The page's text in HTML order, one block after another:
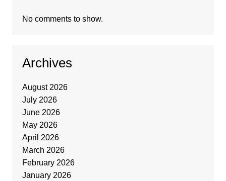
No comments to show.
Archives
August 2026
July 2026
June 2026
May 2026
April 2026
March 2026
February 2026
January 2026